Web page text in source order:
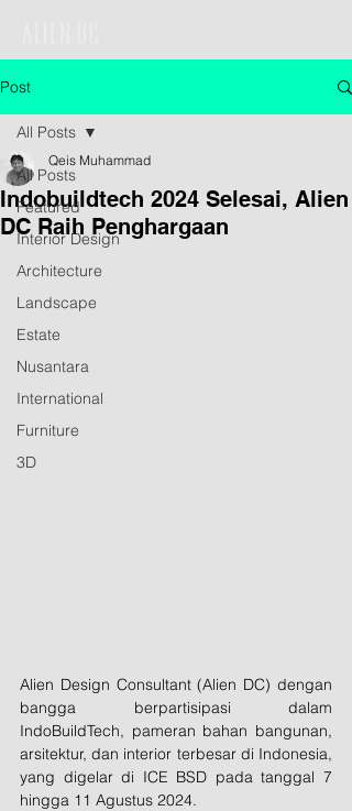
Post
All Posts
Featured
Interior Design
Architecture
Landscape
Estate
Nusantara
International
Furniture
3D
All Posts
Indobuildtech 2024 Selesai, Alien
DC Raih Penghargaan
Qeis Muhammad
Alien Design Consultant (Alien DC) dengan
bangga berpartisipasi dalam
IndoBuildTech, pameran bahan bangunan,
arsitektur, dan interior terbesar di Indonesia,
yang digelar di ICE BSD pada tanggal 7
hingga 11 Agustus 2024.